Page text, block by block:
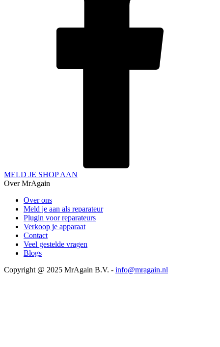
MELD JE SHOP AAN
Over MrAgain
Over ons
Meld je aan als reparateur
Plugin voor reparateurs
Verkoop je apparaat
Contact
Veel gestelde vragen
Blogs
Copyright @ 2025 MrAgain B.V. - info@mragain.nl